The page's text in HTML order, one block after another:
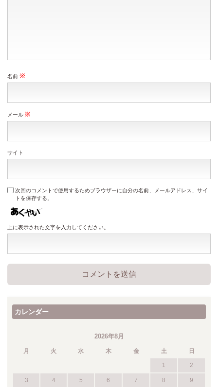
名前 ※
メール ※
サイト
次回のコメントで使用するためブラウザーに自分の名前、メールアドレス、サイ
トを保存する。
上に表示された文字を入力してください。
カレンダー
2026年8月
月 火 水 木 金 土 日
1 2
3 4 5 6 7 8 9